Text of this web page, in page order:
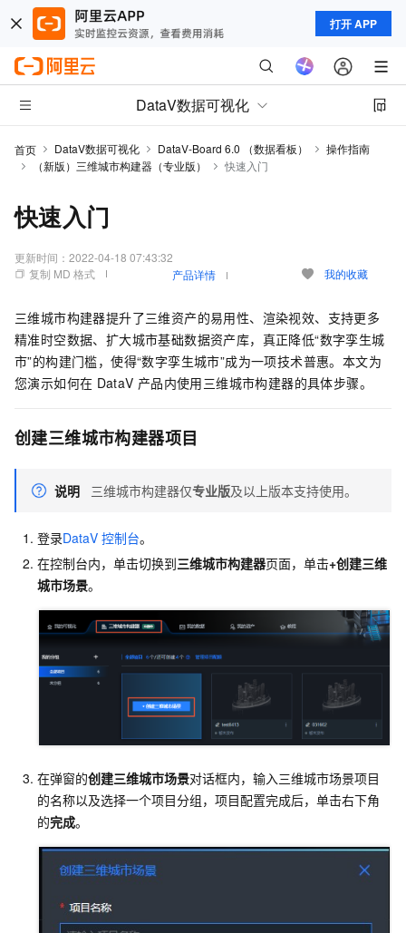
打开 APP
DataV数据可视化
首页 DataV数据可视化 DataV-Board 6.0 （数据看板）
操作指南
（新版）三维城市构建器（专业版）
快速入门
快速入门
更新时间： 2022-04-18 07:43:32
复制 MD 格式
产品详情 我的收藏
三维城市构建器提升了三维资产的易用性、渲染视效、支持更多
精准时空数据、扩大城市基础数据资产库，真正降低“数字孪生城
市”的构建门槛，使得“数字孪生城市”成为一项技术普惠。本文为
您演示如何在 DataV 产品内使用三维城市构建器的具体步骤。
创建三维城市构建器项目
说明 三维城市构建器仅专业版及以上版本支持使用。
登录DataV 控制台。
在控制台内，单击切换到三维城市构建器页面，单击+创建三维
城市场景。
在弹窗的创建三维城市场景对话框内，输入三维城市场景项目
的名称以及选择一个项目分组，项目配置完成后，单击右下角
的完成。